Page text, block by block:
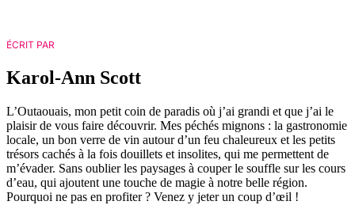
ÉCRIT PAR
Karol-Ann Scott
L’Outaouais, mon petit coin de paradis où j’ai grandi et que j’ai le
plaisir de vous faire découvrir. Mes péchés mignons : la gastronomie
locale, un bon verre de vin autour d’un feu chaleureux et les petits
trésors cachés à la fois douillets et insolites, qui me permettent de
m’évader. Sans oublier les paysages à couper le souffle sur les cours
d’eau, qui ajoutent une touche de magie à notre belle région.
Pourquoi ne pas en profiter ? Venez y jeter un coup d’œil !